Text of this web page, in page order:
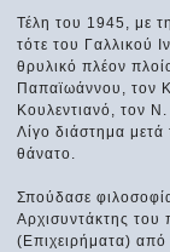
Τέλη του 1945, με
τότε του Γαλλικού
θρυλικό πλέον
Παπαϊωάννου, τον
Κουλεντιανό, τον
Λίγο διάστημα
θάνατο.
Σπούδασε
Αρχισυντάκτης του
(Επιχειρήματα)